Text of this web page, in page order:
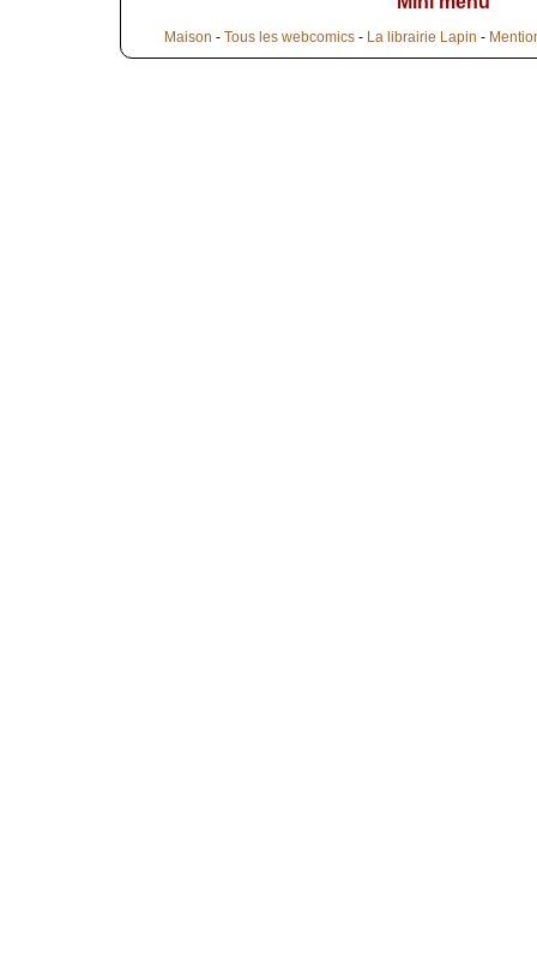
Maison - Tous les webcomics- La librairie Lapin -